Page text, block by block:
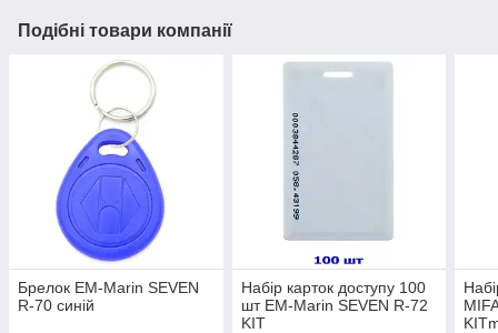
Подібні товари компанії
Брелок EM-Marin SEVEN
R-70 синій
Набір карток доступу 100
шт EM-Marin SEVEN R-72
KIT